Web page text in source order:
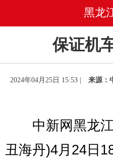
黑龙
保证机
2024年04月25日 15:53 | 来源：
中新网黑龙江
丑海丹)4月24日